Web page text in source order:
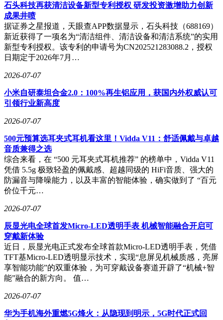
石头科技再获清洁设备新型专利授权 研发投资激增助力创新
成果井喷
据证券之星报道，天眼查APP数据显示，石头科技（688169）
新近获得了一项名为“清洁组件、清洁设备和清洁系统”的实用
新型专利授权。该专利的申请号为CN202521283088.2，授权
日期定于2026年7月…
2026-07-07
小米自研泰坦合金2.0：100%再生铝应用，获国内外权威认可
引领行业新高度
2026-07-07
500元预算选耳夹式耳机看这里！Vidda V11：舒适佩戴与卓越
音质兼得之选
综合来看，在 “500 元耳夹式耳机推荐” 的榜单中，Vidda V11
凭借 5.5g 极致轻盈的佩戴感、超越同级的 HiFi音质、强大的
防漏音与降噪能力，以及丰富的智能体验，确实做到了 “百元
价位千元…
2026-07-07
辰显光电全球首发Micro-LED透明手表 机械智能融合开启可
穿戴新体验
近日，辰显光电正式发布全球首款Micro-LED透明手表，凭借
TFT基Micro-LED透明显示技术，实现“息屏见机械质感，亮屏
享智能功能”的双重体验，为可穿戴设备赛道开辟了“机械+智
能”融合的新方向。 值…
2026-07-07
华为手机海外重燃5G烽火：从隐现到明示，5G时代正式回